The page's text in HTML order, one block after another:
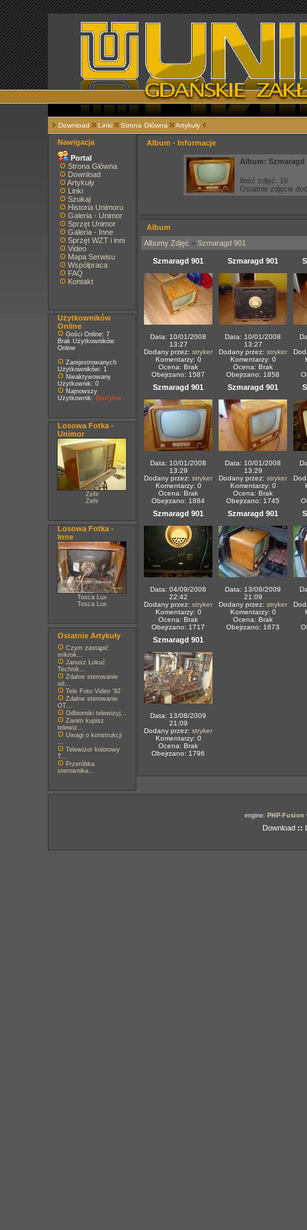
Download Linki Strona Główna Artykuły
Nawigacja
Portal
Strona Główna
Download
Artykuły
Linki
Szukaj
Historia Unimoru
Galeria - Unimor
Sprzęt Unimor
Galeria - Inne
Sprzęt WZT i inni
Video
Mapa Serwisu
Współpraca
FAQ
Kontakt
Użytkowników
Online
Gości Online: 7
Brak Użytkowników
Online
Zarejestrowanych
Użytkowników: 1
Nieaktywowany
Użytkownik: 0
Najnowszy
Użytkownik: @stryker
Losowa Fotka -
Unimor
Zefir
Zefir
Losowa Fotka -
Inne
Tosca Lux
Tosca Lux
Ostatnie Artykuły
Czym zastąpić
mikrok...
Janusz Łokuć
Technik...
Zdalne sterowanie
od...
Tele Foto Video '92
Zdalne sterowanie
OT...
Odbiorniki telewizyj...
Zanim kupisz
telewiz...
Uwagi o konstrukcji
...
Telewizor kolorowy
T...
Przeróbka
sterownika...
Album - Informacje
Album: Szmaragd
Ilość zdjęć: 16
Ostatnie zdjęcie
Album
Albumy Zdjęć > Szmaragd 901
Szmaragd 901
Data: 10/01/2008
13:27
Dodany przez: stryker
Komentarzy: 0
Ocena: Brak
Obejrzano: 1587
Szmaragd 901
Data: 10/01/2008
13:27
Dodany przez: stryker
Komentarzy: 0
Ocena: Brak
Obejrzano: 1858
Szmaragd 901
Data: 10/01/2008
13:29
Dodany przez: stryker
Komentarzy: 0
Ocena: Brak
Obejrzano: 1884
Szmaragd 901
Data: 10/01/2008
13:29
Dodany przez: stryker
Komentarzy: 0
Ocena: Brak
Obejrzano: 1745
Szmaragd 901
Data: 04/09/2008
22:42
Dodany przez: stryker
Komentarzy: 0
Ocena: Brak
Obejrzano: 1717
Szmaragd 901
Data: 13/08/2009
21:09
Dodany przez: stryker
Komentarzy: 0
Ocena: Brak
Obejrzano: 1673
Szmaragd 901
Data: 13/08/2009
21:09
Dodany przez: stryker
Komentarzy: 0
Ocena: Brak
Obejrzano: 1796
engine: PHP-Fusion
Download ::